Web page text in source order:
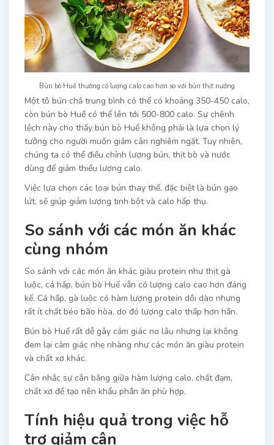
Bún bò Huế thường có lượng calo cao hơn so với bún thịt nướng
Một tô bún chả trung bình có thể có khoảng 350-450 calo,
còn bún bò Huế có thể lên tới 500-800 calo. Sự chênh
lệch này cho thấy bún bò Huế không phải là lựa chọn lý
tưởng cho người muốn giảm cân nghiêm ngặt. Tuy nhiên,
chúng ta có thể điều chỉnh lượng bún, thịt bò và nước
dùng để giảm thiểu lượng calo.
Việc lựa chọn các loại bún thay thế, đặc biệt là bún gạo
lứt, sẽ giúp giảm lượng tinh bột và calo hấp thụ.
So sánh với các món ăn khác
cùng nhóm
So sánh với các món ăn khác giàu protein như thịt gà
luộc, cá hấp, bún bò Huế vẫn có lượng calo cao hơn đáng
kể. Cá hấp, gà luộc có hàm lượng protein dồi dào nhưng
rất ít chất béo bão hòa, do đó lượng calo thấp hơn hẳn.
Bún bò Huế rất dễ gây cảm giác no lâu nhưng lại không
đem lại cảm giác nhẹ nhàng như các món ăn giàu protein
và chất xơ khác.
Cân nhắc sự cân bằng giữa hàm lượng calo, chất đạm,
chất xơ để tạo nên khẩu phần ăn phù hợp.
Tính hiệu quả trong việc hỗ
trợ giảm cân